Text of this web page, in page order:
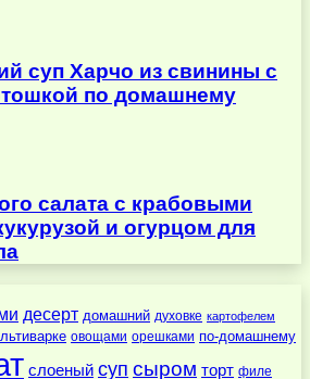
суп Харчо из свинины с
по домашнему
салата с крабовыми
и огурцом для
десерт домашний духовке картофелем
овощами орешками по-домашнему
слоеный суп сыром торт филе